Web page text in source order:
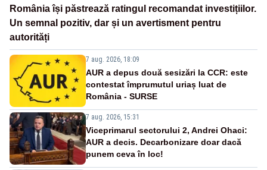
România își păstrează ratingul recomandat investițiilor.
Un semnal pozitiv, dar și un avertisment pentru
autorități
7 aug. 2026, 18:09
AUR a depus două sesizări la CCR: este
contestat împrumutul uriaș luat de
România - SURSE
7 aug. 2026, 15:31
Viceprimarul sectorului 2, Andrei Ohaci:
AUR a decis. Decarbonizare doar dacă
punem ceva în loc!